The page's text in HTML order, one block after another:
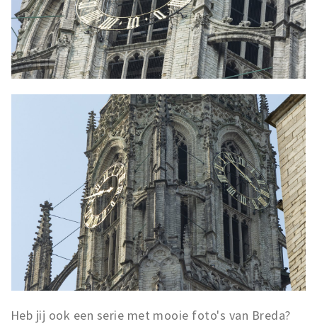
Heb jij ook een serie met mooie foto's van Breda?